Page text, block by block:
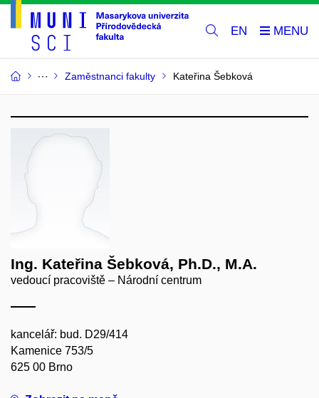
EN
Zaměstnanci fakulty Kateřina Šebková
Ing. Kateřina Šebková, Ph.D., M.A.
vedoucí pracoviště – Národní centrum
kancelář: bud. D29/414
Kamenice 753/5
625 00 Brno